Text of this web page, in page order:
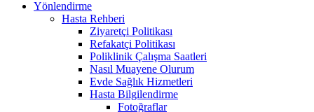
Yönlendirme
Hasta Rehberi
Ziyaretçi Politikası
Refakatçi Politikası
Poliklinik Çalışma Saatleri
Nasıl Muayene Olurum
Evde Sağlık Hizmetleri
Hasta Bilgilendirme
Fotoğraflar